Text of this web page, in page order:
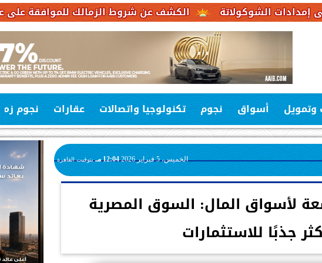
الكشف عن شروط الزمالك للموافقة على عرض شباب
وتمويل أسواق نجوم تكنولوجيا واتصالات عقارات نجوم
الخميس، 5 فبراير 2026 12:04 مـ بتوقيت القاهرة
لأسواق المال: السوق المصرية
جذبًا للاستثمارات